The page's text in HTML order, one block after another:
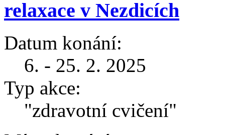
relaxace v Nezdicích
Datum konání:
6. - 25. 2. 2025
Typ akce:
"zdravotní cvičení"